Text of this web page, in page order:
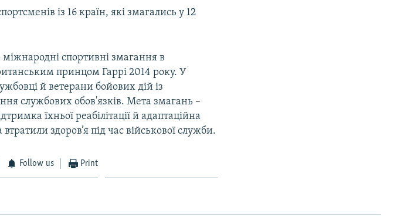
із 16 країн, які змагались у 12
спортивні змагання в
принцом Гаррі 2014 року. У
й ветерани бойових дій із
службових обов'язків. Мета змагань –
їхньої реабілітації й адаптаційна
здоров’я під час військової служби.
Follow us Print